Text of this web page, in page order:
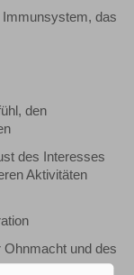
das
den
des Interesses
Aktivitäten
Ohnmacht und des